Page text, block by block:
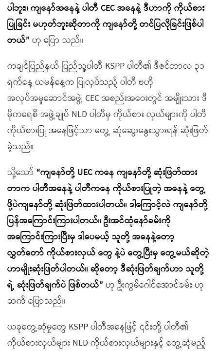
ပါဘူး။ ကျနော်အနေနဲ့ ပါတီ CEC အနေနဲ့ ဒီဟာကို ကိုယ်စား
ပြုခြင်း မဟုတ်ဘူးဆိုတာကို ကျနော်တို့ တင်ပြလိုခြင်းဖြစ်ပါ
တယ်” ဟု ပြော သည်။
ကချင်ပြည်နယ် ပြည်သူ့ပါတီ KSPP ပါတီ၏ ဒီဇင်ဘာလ ၃၁
ရက်နေ့ ယမန်နေ့က ပြုလုပ်သည့် ပါတီ ဗဟို
အလုပ်အမှုဆောင်အဖွဲ့ CEC အစည်းအဝေးတွင် အမျိုးသား ဒီ
မိုကရေစီ အဖွဲ့ချုပ် NLD ပါတီမှ ကိုယ်စား လှယ်များကို ပါတီ
ကိုယ်စားပြု အနေဖြင့်သာ တွေ့ ဆုံဆွေးနွေးသွားရန် ဆုံးဖြတ်
ခဲ့သည်။
သို့သော် “ကျနော်တို့ UEC ကနေ ကျနော်တို့ ဆုံးဖြတ်ထား
တာက ပါတီအနေနဲ့ ပါတီကနေ ကိုယ်စားပြုတဲ့ အနေနဲ့ တွေ့
ဖို့ပဲကျနော်တို့ ဆုံးဖြတ်ထားပါတယ်။ ဒါကြောင့်လဲ ကျနော်တို့
ပြန်အကြောင်းကြားပါတယ်။ ဦးအင်ထုံနော်ခမ်းကို
အကြောင်းကြားပြီးမှ ဒါပေမယ့် သူတို့ အနေနဲ့တော့
လွှတ်တော် ကိုယ်စားလှယ် တွေ နဲ့ပဲ တွေ့ပြီးမှ တွေ့မယ်ဆိုတဲ့
ဟာမျိုးဆုံးဖြတ်ပါတယ်။ ဆိုတော့ ဒီဆုံးဖြတ်ချက်ဟာ သူတို့
ရဲ့ ဆုံးဖြတ်ချက်ပဲ ဖြစ်တယ်” ဟု ဦးကွမ်ဂေါင်အောင်ခမ်း ဟု
ဆက် ပြောသည်။
ယခုတွေ့ဆုံမှုတွေ KSPP ပါတီအနေဖြင့် ၎င်းတို့ ပါတီ၏
ကိုယ်စားလှယ်များ NLD ကိုယ်စားလှယ်များနှင့် တွေ့ဆုံမည့်